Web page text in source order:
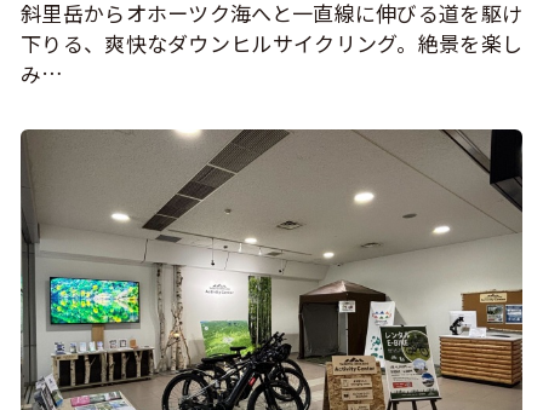
斜里岳からオホーツク海へと一直線に伸びる道を駆け
下りる、爽快なダウンヒルサイクリング。絶景を楽し
み…